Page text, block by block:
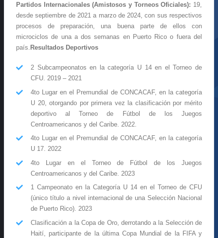
Partidos Internacionales (Amistosos y Torneos Oficiales): 19,
desde septiembre de 2021 a marzo de 2024, con sus respectivos
procesos de preparación, una buena parte de ellos con
microciclos de una a dos semanas en Puerto Rico o fuera del
país. Resultados Deportivos
2 Subcampeonatos en la categoría U 14 en el Torneo de
CFU. 2019 – 2021
4to Lugar en el Premundial de CONCACAF, en la categoría
U 20, otorgando por primera vez la clasificación por mérito
deportivo al Torneo de Fútbol de los Juegos
Centroamericanos y del Caribe. 2022.
4to Lugar en el Premundial de CONCACAF, en la categoría
U 17. 2022
4to Lugar en el Torneo de Fútbol de los Juegos
Centroamericanos y del Caribe. 2023
1 Campeonato en la Categoría U 14 en el Torneo de CFU
(único título a nivel internacional de una Selección Nacional
de Puerto Rico). 2023
Clasificación a la Copa de Oro, derrotando a la Selección de
Haití, participante de la última Copa Mundial de la FIFA y